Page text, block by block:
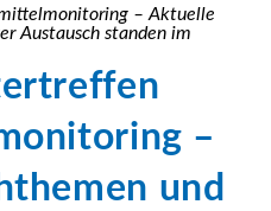
– Aktuelle
Austausch standen im
–
und